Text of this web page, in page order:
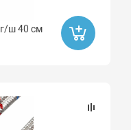
ш 40 см